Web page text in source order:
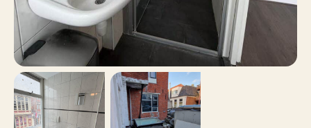
Roken
Huisdieren toegestaan Nee